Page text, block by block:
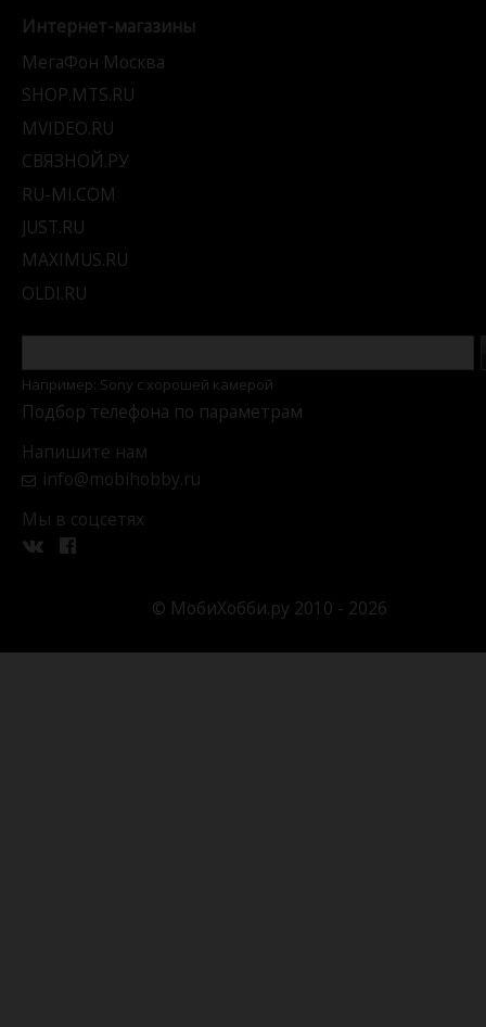
Интернет-магазины
МегаФон Москва
SHOP.MTS.RU
MVIDEO.RU
СВЯЗНОЙ.РУ
RU-MI.COM
JUST.RU
MAXIMUS.RU
OLDI.RU
Например: Sony c хорошей камерой
Подбор телефона по параметрам
Напишите нам
info@mobihobby.ru
Мы в соцсетях
© МобиХобби.ру 2010 - 2026